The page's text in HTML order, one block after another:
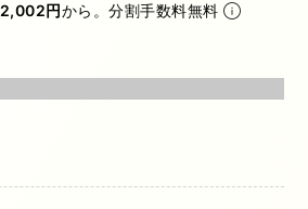
2,002円から。分割手数料無料